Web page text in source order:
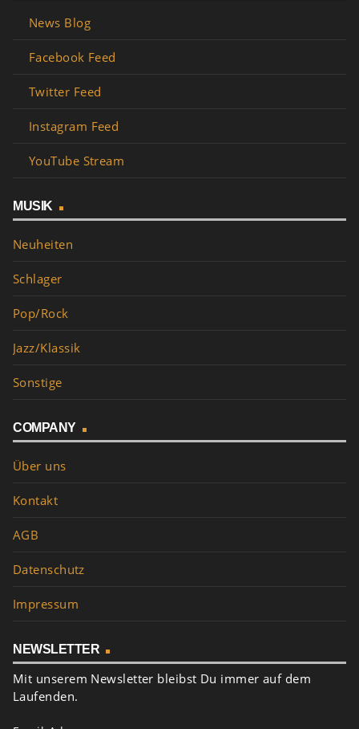
News Blog
Facebook Feed
Twitter Feed
Instagram Feed
YouTube Stream
MUSIK
Neuheiten
Schlager
Pop/Rock
Jazz/Klassik
Sonstige
COMPANY
Über uns
Kontakt
AGB
Datenschutz
Impressum
NEWSLETTER
Mit unserem Newsletter bleibst Du immer auf dem
Laufenden.